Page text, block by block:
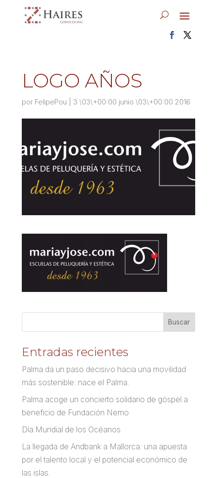
LOGO AÑOS
por FelipePou 3 \03\+00:00 junio \03\+00:00 2016
Entradas recientes
Palma da un paso decisivo hacia una movilidad
más sostenible: nace el Palma.
Palma acoge un concierto solidario de góspel a
beneficio de Fundación Nemo
Día Mundial de los Océanos
La llegada de Andbank a Mallorca: una apuesta
por el talento local y el potencial económico de
las islas.